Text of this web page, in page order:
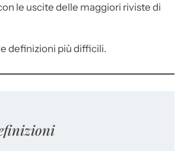
le uscite delle maggiori riviste di
definizioni più difficili.